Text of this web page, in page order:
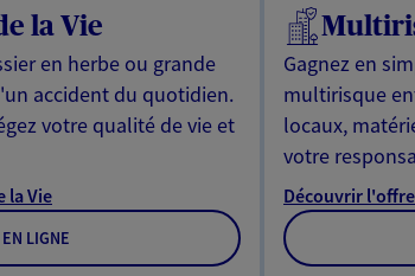
la Vie
en herbe ou grande
accident du quotidien.
votre qualité de vie et
la Vie
LIGNE
Gagnez en
multirisque
locaux,
votre
Découvrir